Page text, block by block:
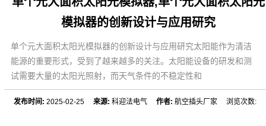
模拟器的创新设计与应用研究
单个元大面积太阳光模拟器的创新设计与应用研究太阳能作为清洁
能源的重要形式，受到了越来越多的关注。太阳能设备的研发和测
试需要大量的太阳光照射，而天气条件的不稳定性和
发布时间: 2025-02-25来源: 科迎法电气作者: 航空插头厂家 浏览次数: